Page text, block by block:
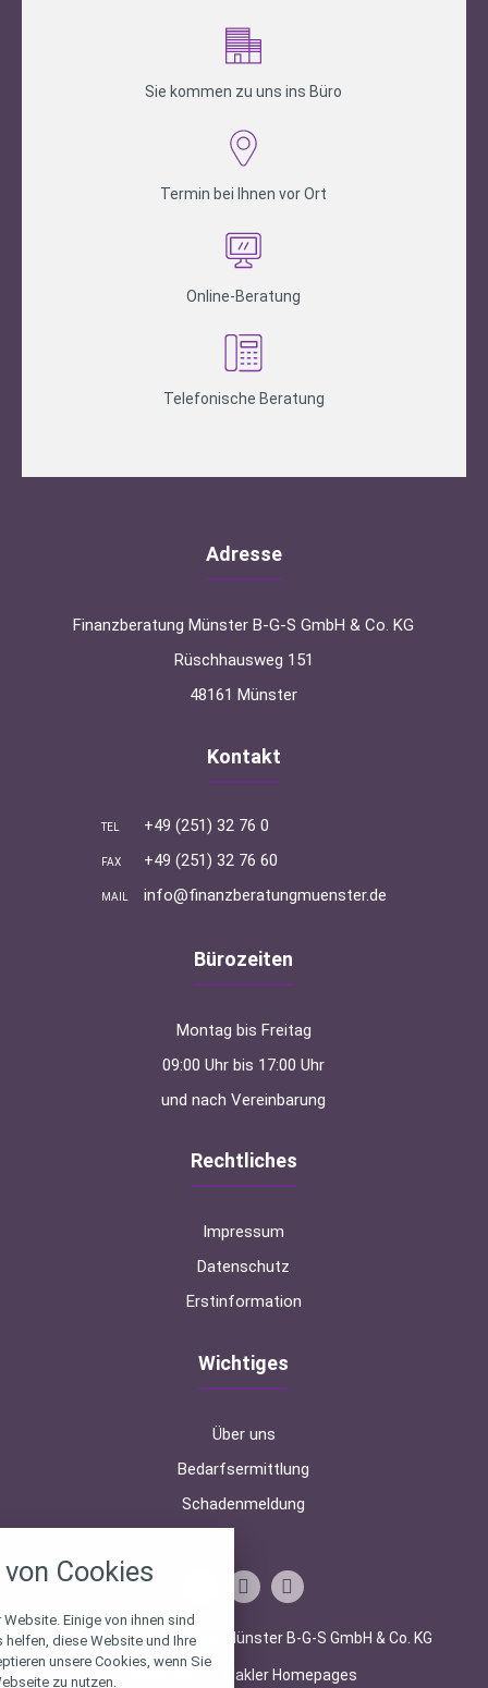
Sie kommen zu uns ins Büro
Termin bei Ihnen vor Ort
Online-Beratung
Telefonische Beratung
Adresse
Finanzberatung Münster B-G-S GmbH & Co. KG
Rüschhausweg 151
48161 Münster
Kontakt
TEL +49 (251) 32 76 0
FAX +49 (251) 32 76 60
MAIL info@finanzberatungmuenster.de
Bürozeiten
Montag bis Freitag
09:00 Uhr bis 17:00 Uhr
und nach Vereinbarung
Rechtliches
Impressum
Datenschutz
Erstinformation
Wichtiges
Über uns
Bedarfsermittlung
Schadenmeldung
© 2026 Finanzberatung Münster B-G-S GmbH & Co. KG
Makler Homepages
Cookies
Einige von ihnen sind
diese Website und Ihre
unsere Cookies, wenn Sie
zu nutzen.
alle verwendeten Cookies und
zu blockieren.
Notwendig